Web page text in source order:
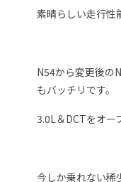
素晴らしい走行性
N54から変更後の
もバッチリです。
3.0L＆DCTをオー
今しか乗れない稀